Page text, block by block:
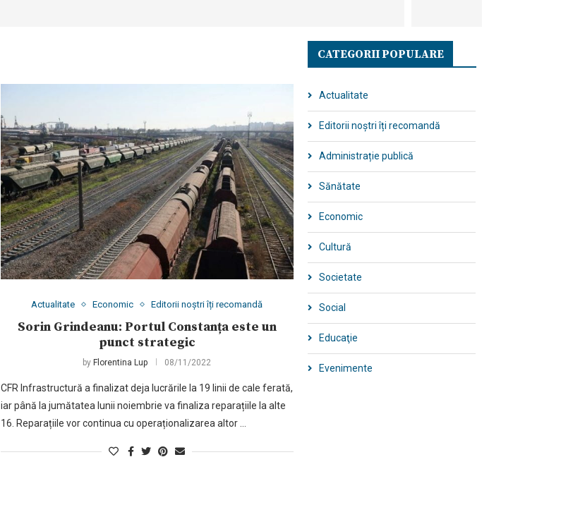
Actualitate Economic Editorii noștri îți recomandă
Sorin Grindeanu: Portul Constanța este un
punct strategic
by Florentina Lup 08/11/2022
CFR Infrastructură a finalizat deja lucrările la 19 linii de cale ferată,
iar până la jumătatea lunii noiembrie va finaliza reparațiile la alte
16. Reparațiile vor continua cu operaționalizarea altor …
CATEGORII POPULARE
Actualitate
Editorii noștri îți recomandă
Administrație publică
Sănătate
Economic
Cultură
Societate
Social
Educaţie
Evenimente